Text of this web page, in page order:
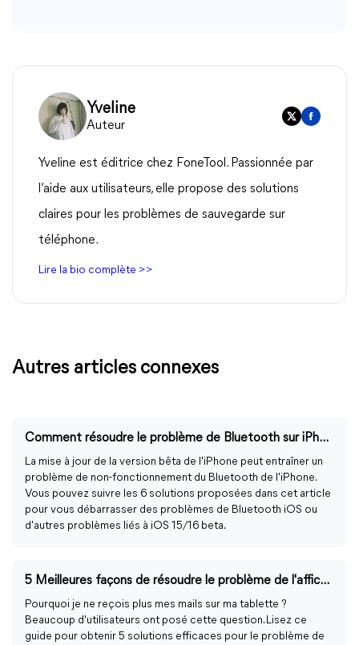
Yveline
Auteur
Yveline est éditrice chez FoneTool. Passionnée par
l’aide aux utilisateurs, elle propose des solutions
claires pour les problèmes de sauvegarde sur
téléphone.
Lire la bio complète >>
Autres articles connexes
Comment résoudre le problème de Bluetooth sur iPhone iOS 16, 15
La mise à jour de la version bêta de l'iPhone peut entraîner un
problème de non-fonctionnement du Bluetooth de l'iPhone.
Vous pouvez suivre les 6 solutions proposées dans cet article
pour vous débarrasser des problèmes de Bluetooth iOS ou
d'autres problèmes liés à iOS 15/16 beta.
5 Meilleures façons de résoudre le problème de l'affichage de Mail sur iPad
Pourquoi je ne reçois plus mes mails sur ma tablette ?
Beaucoup d'utilisateurs ont posé cette question. Lisez ce
guide pour obtenir 5 solutions efficaces pour le problème de